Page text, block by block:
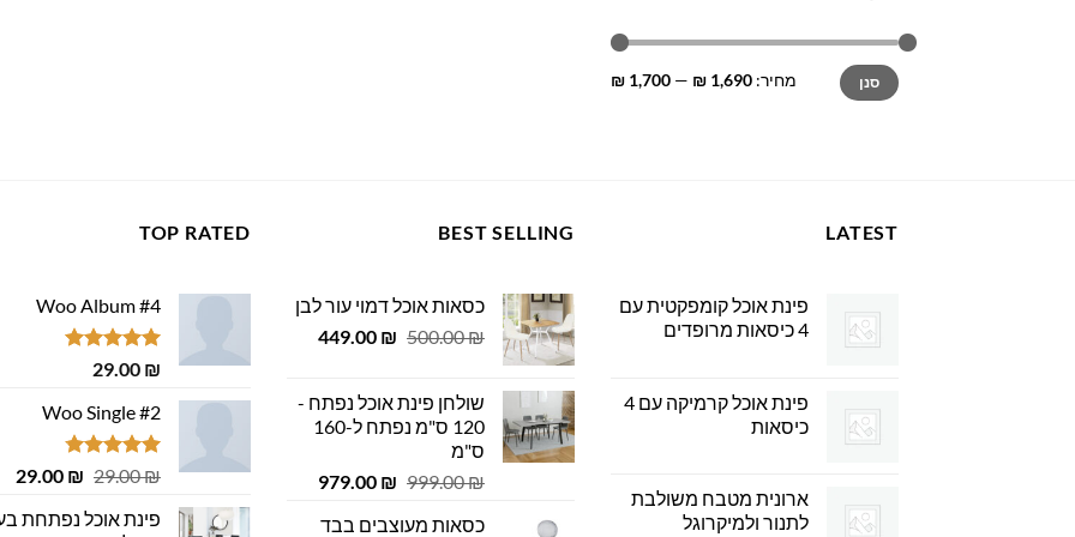
מחיר
מינימלי
מחיר
מקסימלי
סנן מחיר: 1,690 ₪
—
1,700 ₪
LATEST
פינת אוכל קומפקטית עם
4 כיסאות מרופדים
פינת אוכל קרמיקה עם 4
כיסאות
ארונית מטבח משולבת
לתנור ולמיקרוגל
BEST SELLING
כסאות אוכל דמוי עור לבן
500.00₪
המחיר
500.00 ₪.
449.00 ₪
המחיר
449.00 ₪.שולחן פינת אוכל נפתח -
120 ס"מ נפתח ל-160
ס"מ
999.00₪
המחיר
היה:
979.00 ₪
המחיר
כסאות מעוצבים בבד
TOP RATED
Woo Album #4
דורג5.00
29.00 ₪
Woo Single #2
דורג4.75
29.00₪
המחיר
היה:
29.00 ₪
פינת אוכל נפתחת